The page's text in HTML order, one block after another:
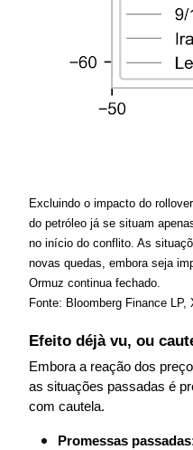
Excluindo o impacto do
do petróleo já se situam
no início do conflito. As
novas quedas, embora seja
Ormuz continua fechado.
Fonte: Bloomberg Finance LP,
Efeito déjà vu, ou
Embora a reação dos
as situações passadas é
com cautela.
Promessas